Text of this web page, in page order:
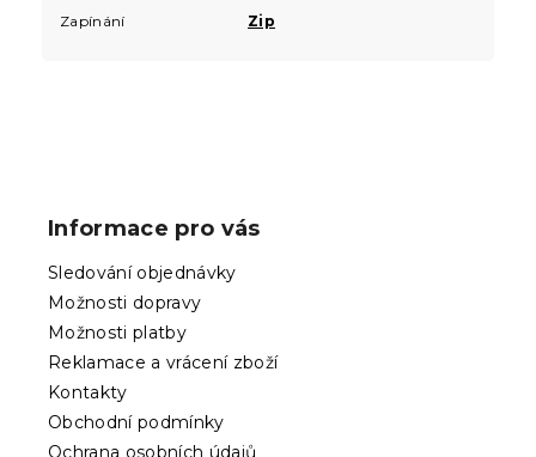
Zapínání
Zip
Informace pro vás
Sledování objednávky
Možnosti dopravy
Možnosti platby
Reklamace a vrácení zboží
Kontakty
Obchodní podmínky
Ochrana osobních údajů